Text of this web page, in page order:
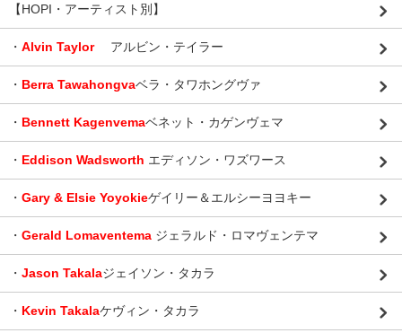
【HOPI・アーティスト別】
・ Alvin Taylor アルビン・テイラー
・ Berra Tawahongvaベラ・タワホングヴァ
・ Bennett Kagenvemaベネット・カゲンヴェマ
・ Eddison Wadsworth エディソン・ワズワース
・ Gary & Elsie Yoyokieゲイリー＆エルシーヨヨキー
・ Gerald Lomaventema ジェラルド・ロマヴェンテマ
・ Jason Takalaジェイソン・タカラ
・ Kevin Takalaケヴィン・タカラ